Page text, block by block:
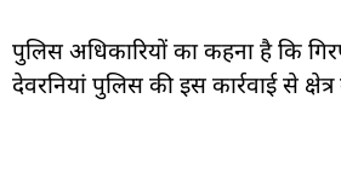
पुलिस अधिकारियों का कहना है कि
देवरनियां पुलिस की इस कार्रवाई से